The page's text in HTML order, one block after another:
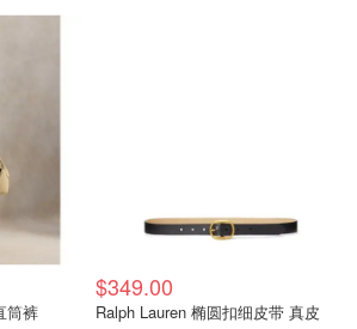
筒裤
$349.00
Ralph Lauren 椭圆扣细皮带 真皮